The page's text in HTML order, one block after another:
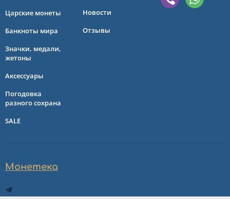
Царские монеты
Банкноты мира
Значки, медали,
жетоны
Аксессуары
Погодовка
разного сохрана
SALE
Новости
Отзывы
Монетека